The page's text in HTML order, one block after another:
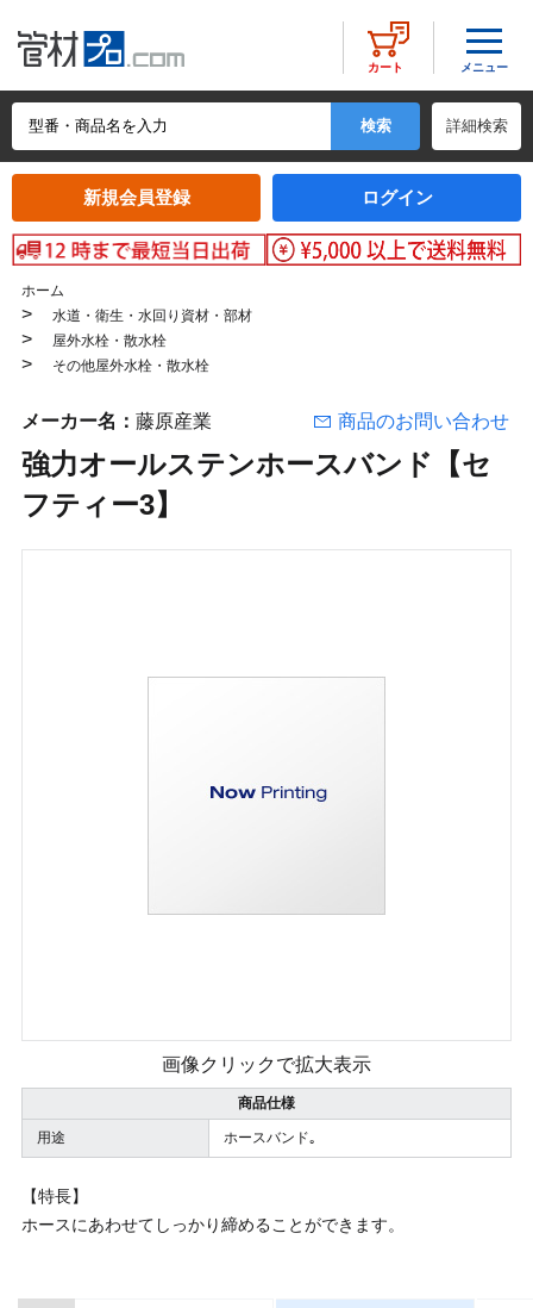
詳細検索
カート
新規会員登録 ログイン
メニュー
ホーム
> 水道・衛生・水回り資材・部材
> 屋外水栓・散水栓
> その他屋外水栓・散水栓
メーカー名： 藤原産業 商品のお問い合わせ
強力オールステンホースバンド【セ
フティー3】
画像クリックで拡大表示
商品仕様
用途 ホースバンド｡
【特長】
ホースにあわせてしっかり締めることができます。